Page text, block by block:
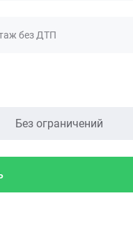
без ДТП
Без ограничений